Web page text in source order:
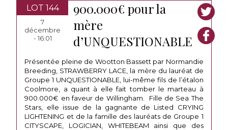
LOT 144
7
décembre
- 16:01
900.000€ pour la
mère
d’UNQUESTIONABLE
Présentée pleine de Wootton Bassett par Normandie
Breeding, STRAWBERRY LACE, la mère du lauréat de
Groupe 1 UNQUESTIONABLE, lui-même fils de l’étalon
Coolmore, a quant à elle fait tomber le marteau à
900.000€ en faveur de Willingham. Fille de Sea The
Stars, elle issue de la gagnante de Listed CRYING
LIGHTENING et de la famille des lauréats de Groupe 1
CITYSCAPE, LOGICIAN, WHITEBEAM ainsi que des